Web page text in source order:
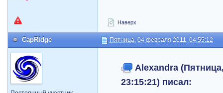
Наверх
CapRidge Пятница, 04 февраля 2011, 04:55:12
Alexandra
23:15:21) писал: